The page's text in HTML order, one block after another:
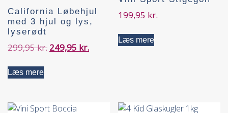
California Løbehjul
med 3 hjul og lys,
lyserødt
299,95kr. 249,95 kr.
Læs mere
199,95 kr.
Læs mere